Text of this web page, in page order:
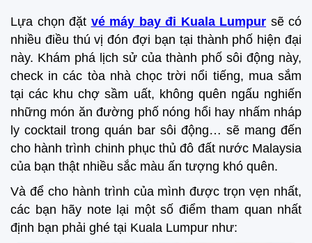
Lựa chọn đặt vé máy bay đi Kuala Lumpur sẽ có
nhiều điều thú vị đón đợi bạn tại thành phố hiện đại
này. Khám phá lịch sử của thành phố sôi động này,
check in các tòa nhà chọc trời nổi tiếng, mua sắm
tại các khu chợ sầm uất, không quên ngấu nghiến
những món ăn đường phố nóng hổi hay nhấm nháp
ly cocktail trong quán bar sôi động… sẽ mang đến
cho hành trình chinh phục thủ đô đất nước Malaysia
của bạn thật nhiều sắc màu ấn tượng khó quên.
Và để cho hành trình của mình được trọn vẹn nhất,
các bạn hãy note lại một số điểm tham quan nhất
định bạn phải ghé tại Kuala Lumpur như: